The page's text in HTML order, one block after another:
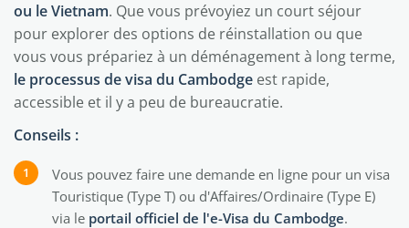
ou le Vietnam. Que vous prévoyiez un court séjour
pour explorer des options de réinstallation ou que
vous vous prépariez à un déménagement à long terme,
le processus de visa du Cambodge est rapide,
accessible et il y a peu de bureaucratie.
Conseils :
Vous pouvez faire une demande en ligne pour un visa
Touristique (Type T) ou d'Affaires/Ordinaire (Type E)
via le portail officiel de l'e-Visa du Cambodge.